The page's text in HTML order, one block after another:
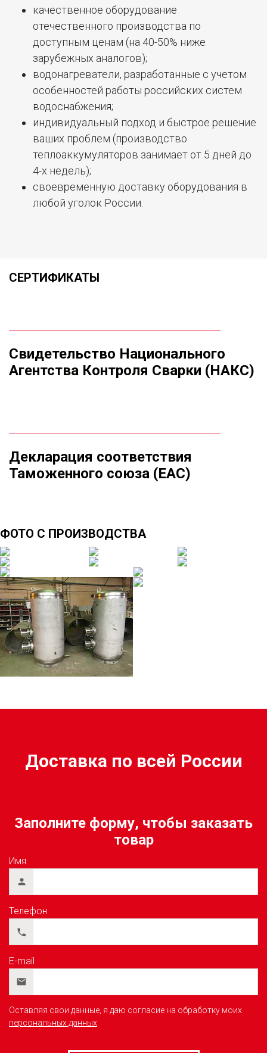
качественное оборудование
отечественного производства по
доступным ценам (на 40-50% ниже
зарубежных аналогов);
водонагреватели, разработанные с учетом
особенностей работы российских систем
водоснабжения;
индивидуальный подход и быстрое решение
ваших проблем (производство
теплоаккумуляторов занимает от 5 дней до
4-х недель);
своевременную доставку оборудования в
любой уголок России.
СЕРТИФИКАТЫ
Свидетельство Национального
Агентства Контроля Сварки (НАКС)
Декларация соответствия
Таможенного союза (ЕАС)
ФОТО С ПРОИЗВОДСТВА
Доставка по всей России
Заполните форму, чтобы заказать
товар
Имя
Телефон
E-mail
Оставляя свои данные, я даю согласие на обработку моих
персональных данных.